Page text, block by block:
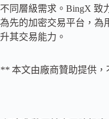
不同層級需求。BingX 致
為先的加密交易平台，為
升其交易能力。
** 本文由廠商贊助提供